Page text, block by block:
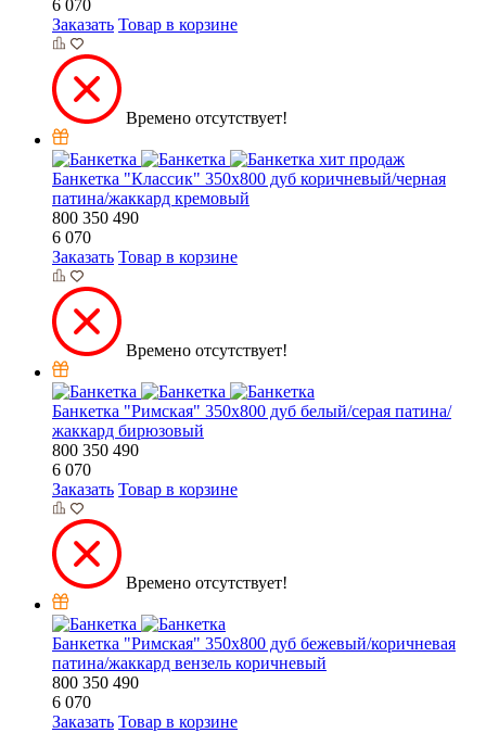
6 070
Заказать Товар в корзине
Времено отсутствует!
хит продаж
Банкетка "Классик" 350х800 дуб коричневый/черная
патина/жаккард кремовый
800 350 490
6 070
Заказать Товар в корзине
Времено отсутствует!
Банкетка "Римская" 350х800 дуб белый/серая патина/
жаккард бирюзовый
800 350 490
6 070
Заказать Товар в корзине
Времено отсутствует!
Банкетка "Римская" 350х800 дуб бежевый/коричневая
патина/жаккард вензель коричневый
800 350 490
6 070
Заказать Товар в корзине